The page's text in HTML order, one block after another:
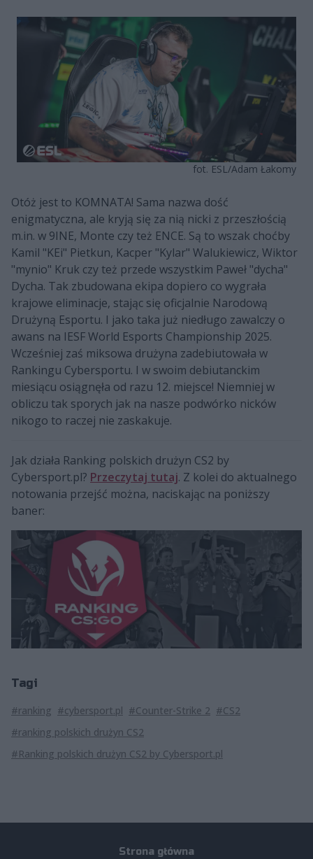
fot. ESL/Adam Łakomy
Otóż jest to KOMNATA! Sama nazwa dość
enigmatyczna, ale kryją się za nią nicki z przeszłością
m.in. w 9INE, Monte czy też ENCE. Są to wszak choćby
Kamil "KEi" Pietkun, Kacper "Kylar" Walukiewicz, Wiktor
"mynio" Kruk czy też przede wszystkim Paweł "dycha"
Dycha. Tak zbudowana ekipa dopiero co wygrała
krajowe eliminacje, stając się oficjalnie Narodową
Drużyną Esportu. I jako taka już niedługo zawalczy o
awans na IESF World Esports Championship 2025.
Wcześniej zaś miksowa drużyna zadebiutowała w
Rankingu Cybersportu. I w swoim debiutanckim
miesiącu osiągnęła od razu 12. miejsce! Niemniej w
obliczu tak sporych jak na nasze podwórko nicków
nikogo to raczej nie zaskakuje.
Jak działa Ranking polskich drużyn CS2 by
Cybersport.pl? Przeczytaj tutaj. Z kolei do aktualnego
notowania przejść można, naciskając na poniższy
baner:
Tagi
#ranking #cybersport.pl #Counter-Strike 2 #CS2
#ranking polskich drużyn CS2
#Ranking polskich drużyn CS2 by Cybersport.pl
Strona główna